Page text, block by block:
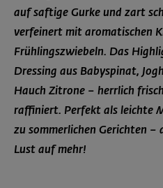
auf saftige Gurke und zart
verfeinert mit aromatischen
Frühlingszwiebeln. Das
Dressing aus Babyspinat,
Hauch Zitrone – herrlich
raffiniert. Perfekt als leichte
zu sommerlichen Gerichten –
Lust auf mehr!